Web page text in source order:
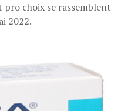
choix se rassemblent
2022.